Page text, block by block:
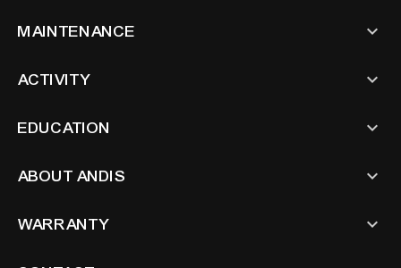
MAINTENANCE keyboard_arrow_down
ACTIVITY keyboard_arrow_down
EDUCATION keyboard_arrow_down
ABOUT ANDIS keyboard_arrow_down
WARRANTY keyboard_arrow_down